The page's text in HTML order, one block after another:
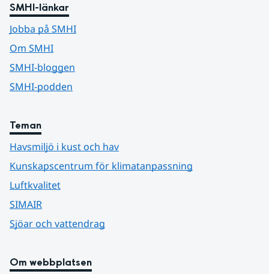
SMHI-länkar
Jobba på SMHI
Om SMHI
SMHI-bloggen
SMHI-podden
Teman
Havsmiljö i kust och hav
Kunskapscentrum för klimatanpassning
Luftkvalitet
SIMAIR
Sjöar och vattendrag
Om webbplatsen